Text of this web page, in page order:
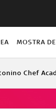
MOSTRA
Chef